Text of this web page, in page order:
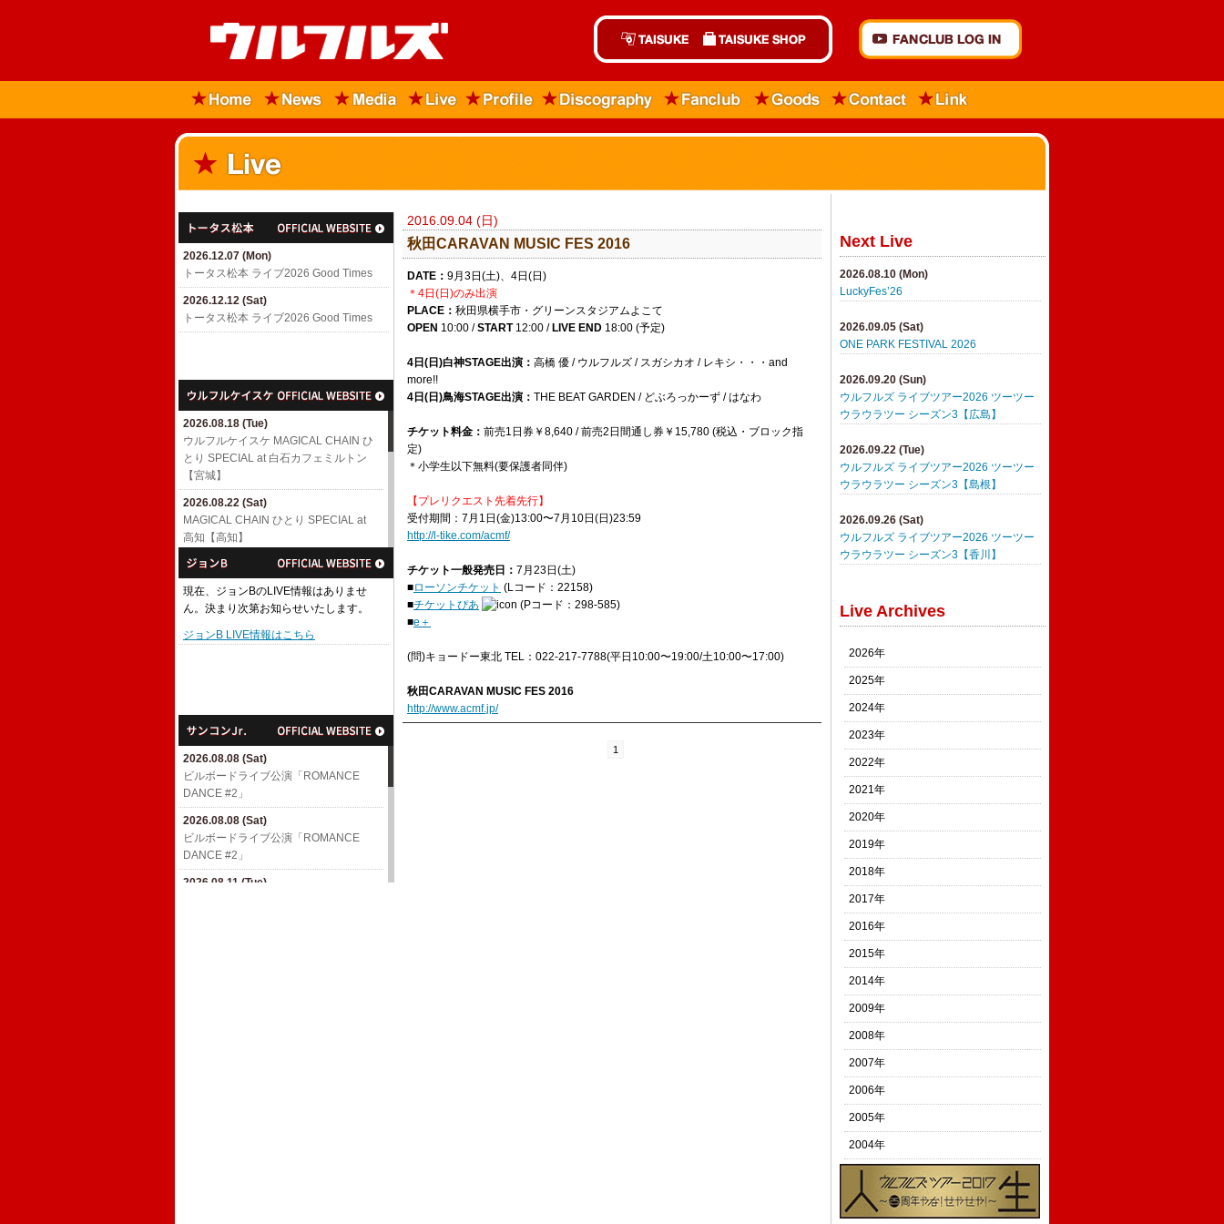
2026.12.07 (Mon)
トータス松本 ライブ2026 Good Times
2026.12.12 (Sat)
トータス松本 ライブ2026 Good Times
2026.08.18 (Tue)
ウルフルケイスケ MAGICAL CHAIN ひ
とり SPECIAL at 白石カフェミルトン
【宮城】
2026.08.22 (Sat)
MAGICAL CHAIN ひとり SPECIAL at
高知【高知】
2026.08.23 (Sun)
MAGICAL CHAIN ひとり SPECIAL at
八幡浜【愛媛】
2026.08.29 (Sat)
MAGICAL CHAIN ひとり SPECIAL at
磔じっくり3days〜」【京都】
高ボッチFES 2026【長野】
2026.09.06 (Sun)
塩尻【長野】
2026.09.07 (Mon)
現在、ジョンBのLIVE情報はありませ
ん。決まり次第お知らせいたします。
ジョンB LIVE情報はこちら
2026.08.08 (Sat)
ビルボードライブ公演「ROMANCE
DANCE #2」
2026.08.08 (Sat)
ビルボードライブ公演「ROMANCE
DANCE #2」
2026.08.11 (Tue)
2016.09.04 (日)
秋田CARAVAN MUSIC FES 2016
DATE： 9月3日(土)、4日(日)
＊4日(日)のみ出演
PLACE： 秋田県横手市・グリーンスタジアムよこて
OPEN 10:00 /START12:00 / LIVE END 18:00 (予定)
4日(日)白神STAGE出演： 高橋 優 / ウルフルズ / スガシカオ / レキシ・・・and
more!!
4日(日)鳥海STAGE出演： THE BEAT GARDEN / どぶろっかーず / はなわ
チケット料金： 前売1日券￥8,640 / 前売2日間通し券￥15,780 (税込・ブロック指
定)
＊小学生以下無料(要保護者同伴)
【プレリクエスト先着先行】
受付期間：7月1日(金)13:00〜7月10日(日)23:59
http://l-tike.com/acmf/
チケット一般発売日： 7月23日(土)
■ローソンチケット (Lコード：22158)
■チケットぴあ
(Pコード：298-585)
■e＋
(問)キョードー東北 TEL：022-217-7788(平日10:00〜19:00/土10:00〜17:00)
秋田CARAVAN MUSIC FES 2016
http://www.acmf.jp/
1
Next Live
2026.08.10 (Mon)
LuckyFes’26
2026.09.05 (Sat)
ONE PARK FESTIVAL 2026
2026.09.20 (Sun)
ウルフルズ ライブツアー2026 ツーツー
ウラウラツー シーズン3【広島】
2026.09.22 (Tue)
ウルフルズ ライブツアー2026 ツーツー
ウラウラツー シーズン3【島根】
2026.09.26 (Sat)
ウルフルズ ライブツアー2026 ツーツー
ウラウラツー シーズン3【香川】
Live Archives
2026年
2025年
2024年
2023年
2022年
2021年
2020年
2019年
2018年
2017年
2016年
2015年
2014年
2009年
2008年
2007年
2006年
2005年
2004年